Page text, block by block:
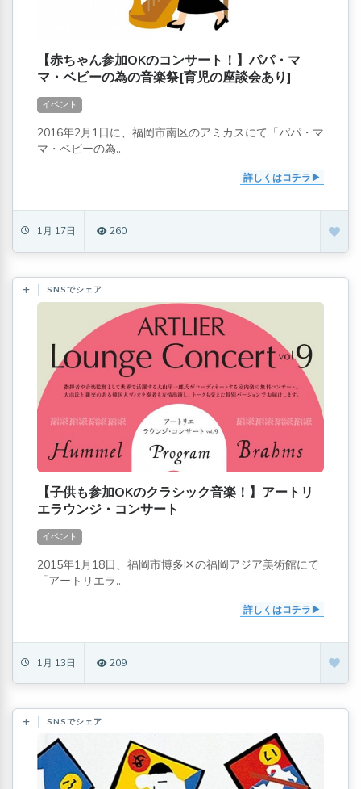
【赤ちゃん参加OKのコンサート！】パパ・マ
マ・ベビーの為の音楽祭[育児の座談会あり]
イベント
2016年2月1日に、福岡市南区のアミカスにて「パパ・マ
マ・ベビーの為...
詳しくはコチラ
1月 17日 260
SNSでシェア
【子供も参加OKのクラシック音楽！】アートリ
エラウンジ・コンサート
イベント
2015年1月18日、福岡市博多区の福岡アジア美術館にて
「アートリエラ...
詳しくはコチラ
1月 13日 209
SNSでシェア